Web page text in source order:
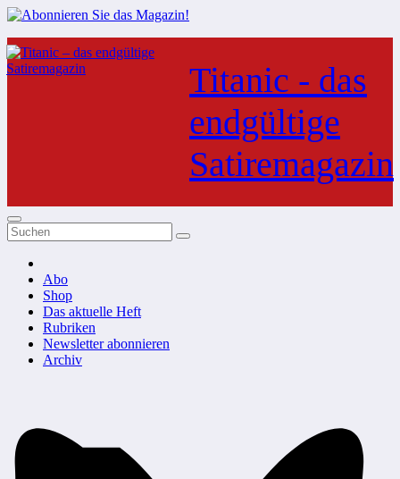
Zum
Inhalt
springen
Titanic - das
endgültige
Satiremagazin
Abo
Shop
Das aktuelle Heft
Rubriken
Newsletter abonnieren
Archiv